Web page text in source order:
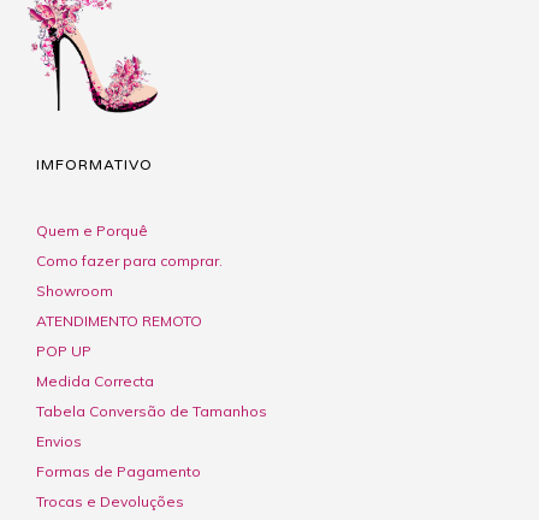
IMFORMATIVO
Quem e Porquê
Como fazer para comprar.
Showroom
ATENDIMENTO REMOTO
POP UP
Medida Correcta
Tabela Conversão de Tamanhos
Envios
Formas de Pagamento
Trocas e Devoluções